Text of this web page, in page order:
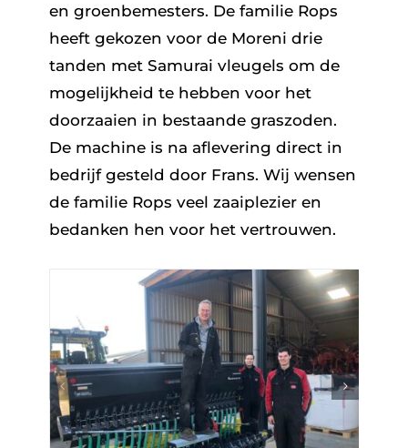
en groenbemesters. De familie Rops
heeft gekozen voor de Moreni drie
tanden met Samurai vleugels om de
mogelijkheid te hebben voor het
doorzaaien in bestaande graszoden.
De machine is na aflevering direct in
bedrijf gesteld door Frans. Wij wensen
de familie Rops veel zaaiplezier en
bedanken hen voor het vertrouwen.